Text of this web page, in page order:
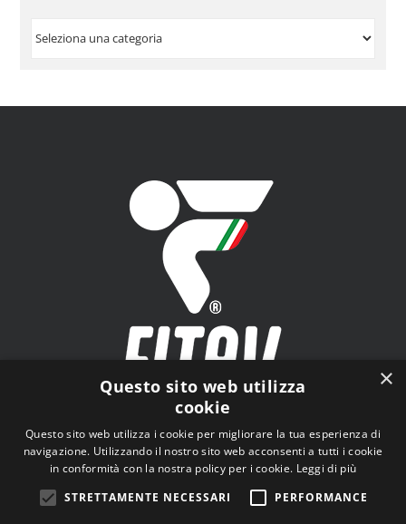
FITAV - Federazione Italiana Tiro a Volo - Viale Tiziano
n.74, 00196 Roma (RM)
×
Questo sito web utilizza
cookie
Questo sito web utilizza i cookie per migliorare la tua esperienza di
navigazione. Utilizzando il nostro sito web acconsenti a tutti i cookie
in conformità con la nostra policy per i cookie. Leggi di più
STRETTAMENTE NECESSARI
PERFORMANCE